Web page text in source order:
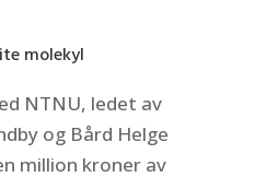
molekyl
NTNU, ledet av
og Bård Helge
million kroner av